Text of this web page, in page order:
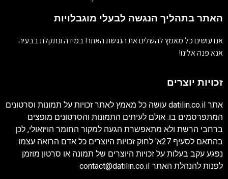
האתר בתהליך הנגשה לבעלי מוגבלויות
אנו עושים כל מאמץ להשלים את הנגשת האתר! במידה ונתקלת בבעיה
אנא פנה אלינו!
זכויות יוצרים
אתר datilin.co.il עושה כל מאמץ לאתר זכויות על תמונות וסרטונים
המתפרסמים בו. אולם לעיתים התמונות והסרטונים מופצים
ברחבי הרשת ולא מתאפשרת הגעה למקור החומר הויזאולי, לכן
בהתאם לסעיף 27א' לחוק זכויות היוצרים כל אדם הרואה עצמו
נפגע עקב בעלות על זכויות היוצרים של תמונה או סרטון מוזמן
לפנות להנהלת האתר contact@datilin.co.il